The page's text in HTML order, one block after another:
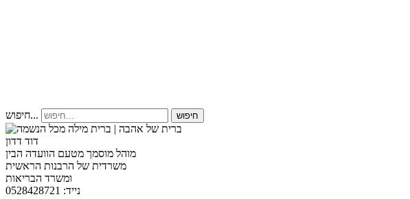
חיפוש... חיפוש
דוד דדון
מוהל מוסמך מטעם הוועדה הבין
משרדית של הרבנות הראשית
ומשרד הבריאות
נייד: 0528428721